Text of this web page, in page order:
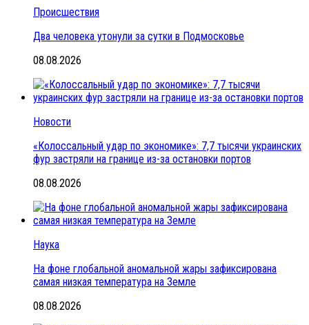
Происшествия
Два человека утонули за сутки в Подмосковье
08.08.2026
Новости
«Колоссальный удар по экономике»: 7,7 тысячи украинских
фур застряли на границе из-за остановки портов
08.08.2026
Наука
На фоне глобальной аномальной жары зафиксирована
самая низкая температура на Земле
08.08.2026